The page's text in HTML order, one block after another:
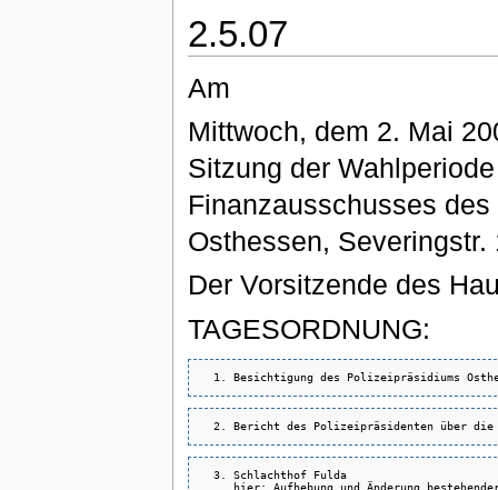
2.5.07
Am
Mittwoch, dem 2. Mai
Sitzung der
Finanzausschusses
Osthessen,
Der Vorsitzende des
TAGESORDNUNG:
  3. Schlachthof Fulda